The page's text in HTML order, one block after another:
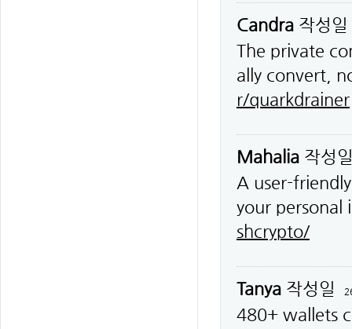
Candra 작성일
The private
ally convert,
r/quarkdrainer
Mahalia 작성
A user-
your
shcrypto/
Tanya 작성일
480+ wallets